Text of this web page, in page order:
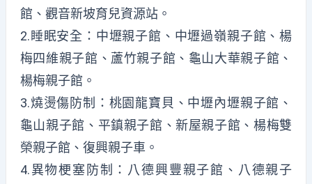
館、觀音新坡育兒資源站。
2.睡眠安全：中壢親子館、中壢過嶺親子館、楊
梅四維親子館、蘆竹親子館、龜山大華親子館、
楊梅親子館。
3.燒燙傷防制：桃園龍寶貝、中壢內壢親子館、
龜山親子館、平鎮親子館、新屋親子館、楊梅雙
榮親子館、復興親子車。
4.異物梗塞防制：八德興豐親子館、八德親子